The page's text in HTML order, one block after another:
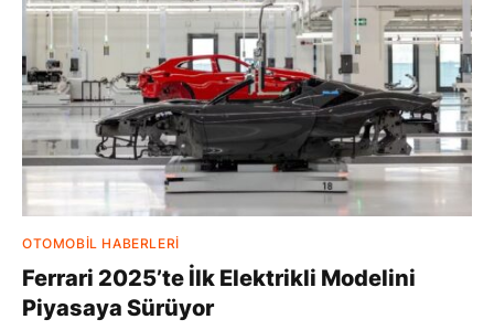
OTOMOBIL HABERLERI
Ferrari 2025’te İlk Elektrikli Modelini
Piyasaya Sürüyor